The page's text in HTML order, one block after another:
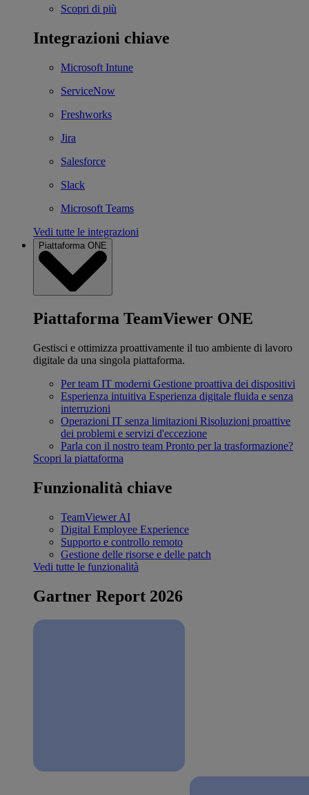
Scopri di più
Integrazioni chiave
Microsoft Intune
ServiceNow
Freshworks
Jira
Salesforce
Slack
Microsoft Teams
Vedi tutte le integrazioni
Piattaforma ONE
Piattaforma TeamViewer ONE
Gestisci e ottimizza proattivamente il tuo ambiente di lavoro
digitale da una singola piattaforma.
Per team IT moderni Gestione proattiva dei dispositivi
Esperienza intuitiva Esperienza digitale fluida e senza
interruzioni
Operazioni IT senza limitazioni Risoluzioni proattive
dei problemi e servizi d'eccezione
Parla con il nostro team Pronto per la trasformazione?
Scopri la piattaforma
Funzionalità chiave
TeamViewer AI
Digital Employee Experience
Supporto e controllo remoto
Gestione delle risorse e delle patch
Vedi tutte le funzionalità
Gartner Report 2026